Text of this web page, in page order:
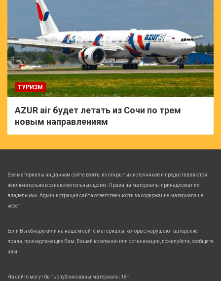
ТУРИЗМ
AZUR air будет летать из Сочи по трем
новым направлениям
Все материалы на данном сайте взяты из открытых источников и предоставляются
исключительно в ознакомительных целях. Права на материалы принадлежат их
владельцам. Администрация сайта ответственности за содержание материала не
несет.
Если Вы обнаружили на нашем сайте материалы, которые нарушают авторские
права, принадлежащие Вам, Вашей компании или организации, пожалуйста, сообщите
нам.
На сайте могут быть опубликованы материалы 18+!